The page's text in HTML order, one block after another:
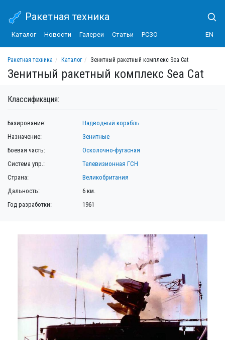
Ракетная техника
Каталог Новости Галереи Статьи РСЗО EN
Ракетная техника Каталог Зенитный ракетный комплекс Sea Cat
Зенитный ракетный комплекс Sea Cat
Классификация:
Базирование:
Надводный корабль
Назначение:
Зенитные
Боевая часть:
Осколочно-фугасная
Система упр.:
Телевизионная ГСН
Страна:
Великобритания
Дальность:
6 км.
Год разработки:
1961